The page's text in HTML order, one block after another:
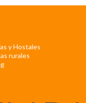
y Hostales
rurales